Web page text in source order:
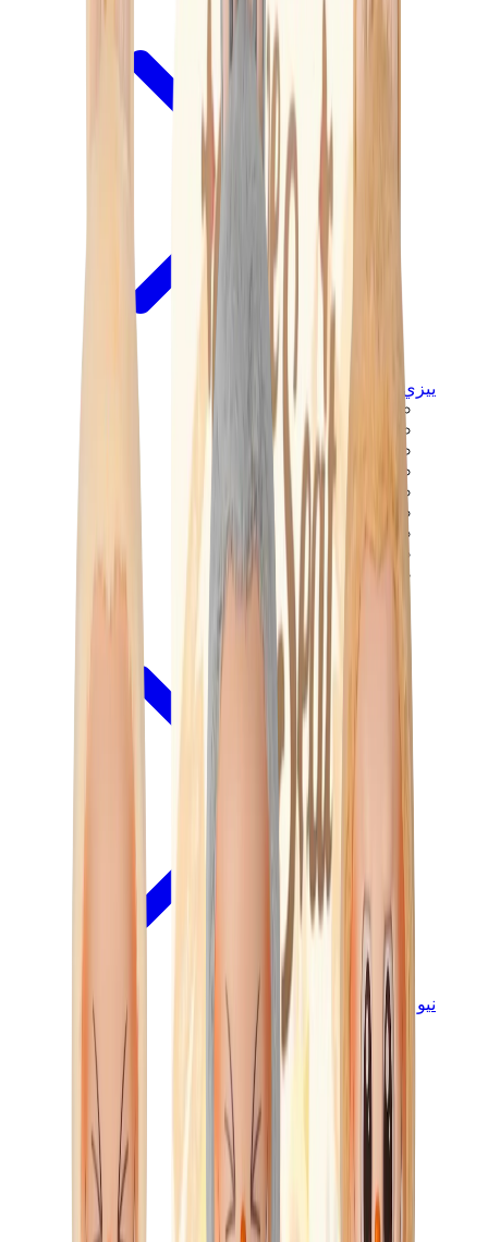
ييزي
ييزي سلايدز
ييزي فوم رانر
ييزي
نيو بالانس
نيو بالانس الأكثر مبيعاً
إصدارات نيو بالانس الجديدة
نيو بالانس 550
نيو بالانس 2002R
نيو بالانس 9060
نيو بالانس 1906D
نيو بالانس 530
نيو بالانس 650R
نيو بالانس 993
View All
نيو بالانس